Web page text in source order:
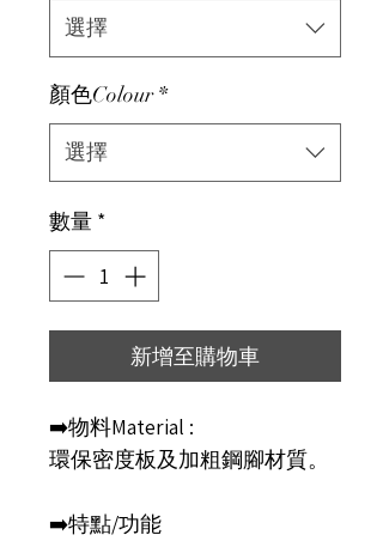
選擇
顏色Colour *
選擇
數量 *
新增至購物車
➡️物料Material :
環保密度板及加粗鋼腳材質。
➡️特點/功能